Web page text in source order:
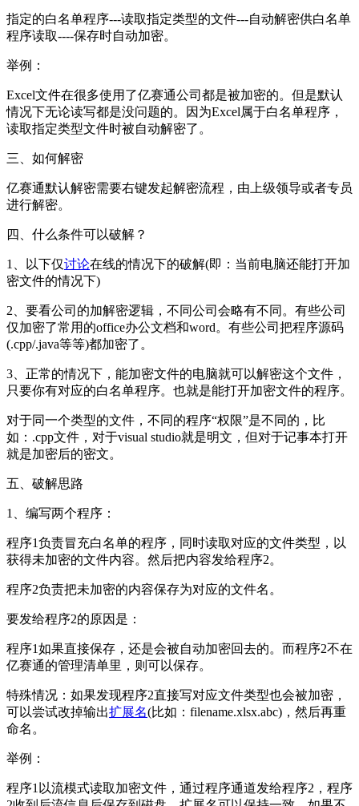
指定的白名单程序---读取指定类型的文件---自动解密供白名单
程序读取----保存时自动加密。
举例：
Excel文件在很多使用了亿赛通公司都是被加密的。但是默认
情况下无论读写都是没问题的。因为Excel属于白名单程序，
读取指定类型文件时被自动解密了。
三、如何解密
亿赛通默认解密需要右键发起解密流程，由上级领导或者专员
进行解密。
四、什么条件可以破解？
1、以下仅讨论在线的情况下的破解(即：当前电脑还能打开加
密文件的情况下)
2、要看公司的加解密逻辑，不同公司会略有不同。有些公司
仅加密了常用的office办公文档和word。有些公司把程序源码
(.cpp/.java等等)都加密了。
3、正常的情况下，能加密文件的电脑就可以解密这个文件，
只要你有对应的白名单程序。也就是能打开加密文件的程序。
对于同一个类型的文件，不同的程序“权限”是不同的，比
如：.cpp文件，对于visual studio就是明文，但对于记事本打开
就是加密后的密文。
五、破解思路
1、编写两个程序：
程序1负责冒充白名单的程序，同时读取对应的文件类型，以
获得未加密的文件内容。然后把内容发给程序2。
程序2负责把未加密的内容保存为对应的文件名。
要发给程序2的原因是：
程序1如果直接保存，还是会被自动加密回去的。而程序2不在
亿赛通的管理清单里，则可以保存。
特殊情况：如果发现程序2直接写对应文件类型也会被加密，
可以尝试改掉输出扩展名(比如：filename.xlsx.abc)，然后再重
命名。
举例：
程序1以流模式读取加密文件，通过程序通道发给程序2，程序